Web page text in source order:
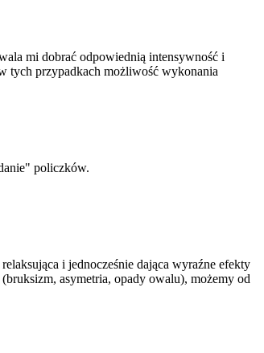
mi dobrać odpowiednią intensywność i
tych przypadkach możliwość wykonania
policzków.
i jednocześnie dająca wyraźne efekty
asymetria, opady owalu), możemy od